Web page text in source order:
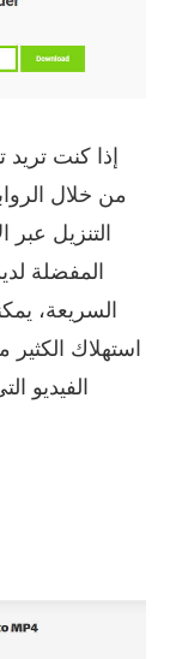
إذا كنت
من خلال
التنزيل
المفضلة
السريعة،
استهلاك